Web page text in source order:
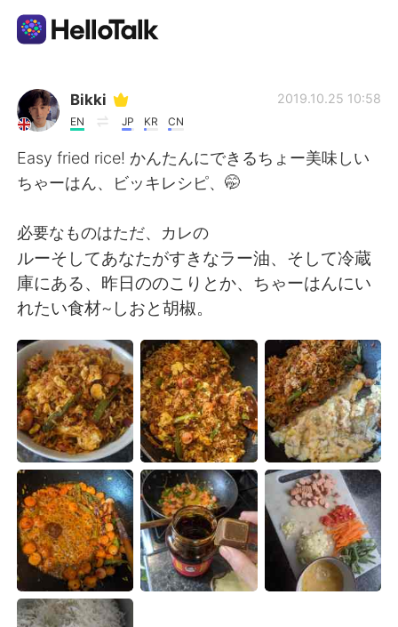
Aplicativo de troca de idioma
AI Grammar Checker
Português
English 简体中文
繁體中文 Español
العربية Français
Deutsch 日本語
한국어 Русский
ไทย Indonesia
Italiano Türkçe
Tiếng Việt
Bikki
EN JP KR CN
2019.10.25 10:58
Easy fried rice! かんたんにできるちょー美味しい
ちゃーはん、ビッキレシピ、🤭
必要なものはただ、カレの
ルーそしてあなたがすきなラー油、そして冷蔵
庫にある、昨日ののこりとか、ちゃーはんにい
れたい食材~しおと胡椒。